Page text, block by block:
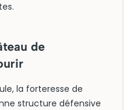
de
la forteresse de
structure défensive